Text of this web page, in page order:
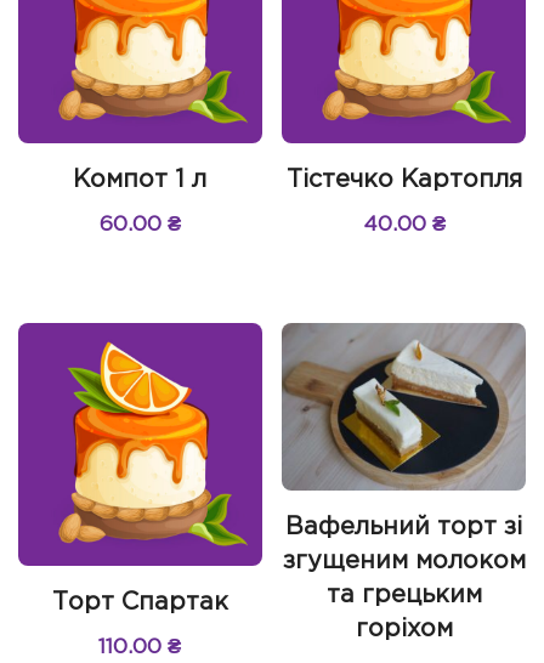
Компот 1 л
60.00 ₴
Тістечко Картопля
40.00 ₴
Торт Спартак
110.00₴
Вафельний торт зі
згущеним молоком
та грецьким
горіхом